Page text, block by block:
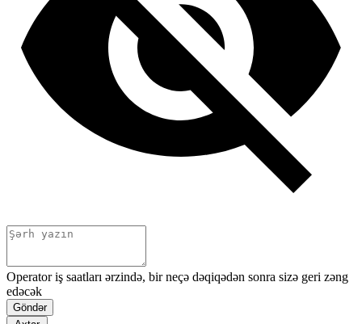
Operator iş saatları ərzində, bir neçə dəqiqədən sonra sizə geri zəng
edəcək
Göndər